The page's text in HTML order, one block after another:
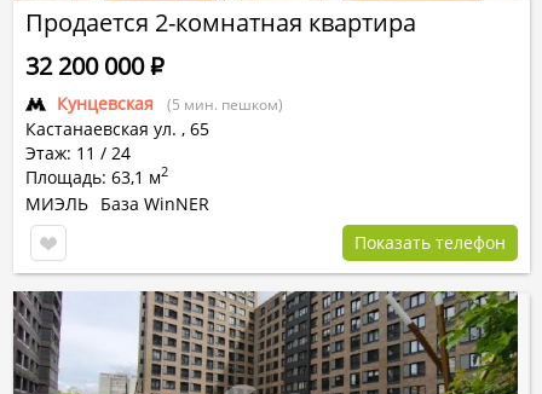
Продается 2-комнатная квартира
Кунцевская (5 мин. пешком)
Кастанаевская ул. , 65
Этаж: 11 / 24
Площадь: 63,1 м2
32 200 000Р
МИЭЛЬ База WinNER
Показать телефон